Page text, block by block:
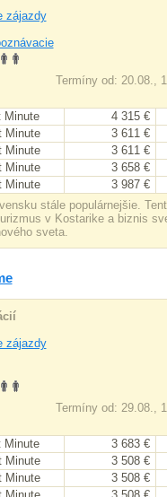
zájazdy
Termíny od: 20.08.,
Minute 4 315 €
Minute 3 611 €
Minute 3 611 €
Minute 3 658 €
Minute 3 987 €
stále populárnejšie.
v Kostarike a biznis
sveta.
zájazdy
Termíny od: 29.08.,
Minute 3 683 €
Minute 3 508 €
Minute 3 508 €